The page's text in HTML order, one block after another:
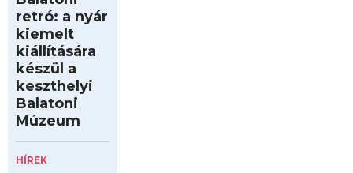
retró: a nyár
kiemelt
kiállítására
készül a
keszthelyi
Balatoni
Múzeum
HÍREK